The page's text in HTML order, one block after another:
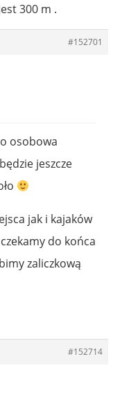
300 m .
#152701
osobowa
jeszcze
jak i kajaków
do końca
zaliczkową
#152714